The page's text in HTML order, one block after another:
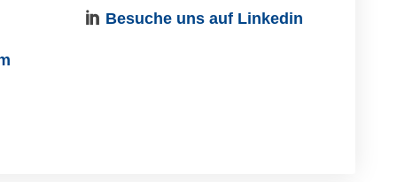
Besuche uns auf Linkedin